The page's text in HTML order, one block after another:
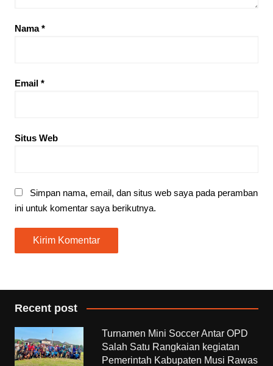
Nama*
Email *
Situs Web
Simpan nama, email, dan situs web saya pada peramban
ini untuk komentar saya berikutnya.
Recent post
Turnamen Mini Soccer Antar OPD
Salah Satu Rangkaian kegiatan
Pemerintah Kabupaten Musi Rawas